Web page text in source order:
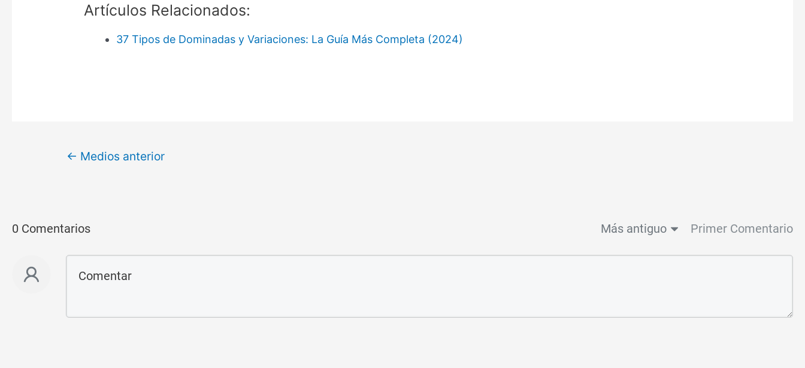
Artículos Relacionados:
37 Tipos de Dominadas y Variaciones: La Guía Más Completa (2024)
← Medios anterior
0 Comentarios Más antiguo Primer Comentario